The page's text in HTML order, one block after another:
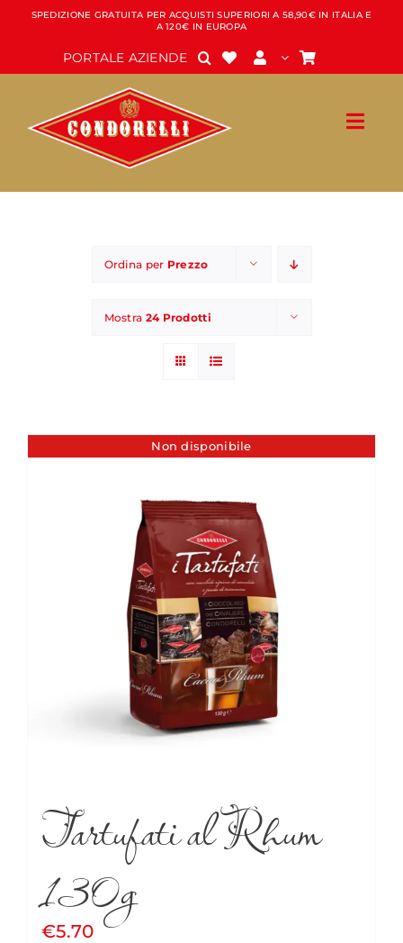
Salta
contenuto
SPEDIZIONE GRATUITA PER ACQUISTI SUPERIORI A 58,90€ IN ITALIA E
A 120€ IN EUROPA
PORTALE AZIENDE
Ordina per Prezzo
Mostra 24 Prodotti
Non disponibile
Tartufati al Rhum
130g
€5.70